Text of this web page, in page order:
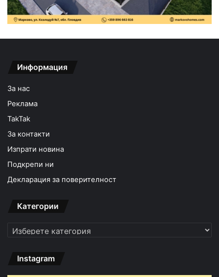
Информация
За нас
Реклама
TakTak
За контакти
Изпрати новина
Подкрепи ни
Декларация за поверителност
Категории
Категории
Instagram